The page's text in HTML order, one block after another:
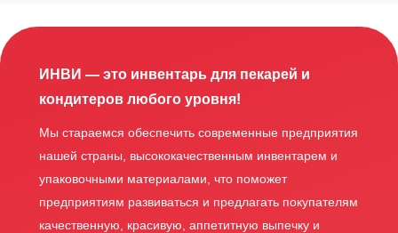
ИНВИ — это инвентарь для пекарей и
кондитеров любого уровня!
Мы стараемся обеспечить современные предприятия
нашей страны, высококачественным инвентарем и
упаковочными материалами, что поможет
предприятиям развиваться и предлагать покупателям
качественную, красивую, аппетитную выпечку и